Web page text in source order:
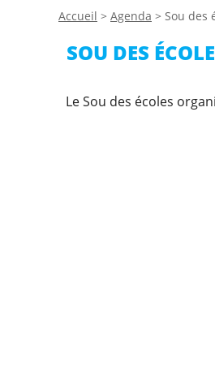
Accueil > Agenda > Sou des
SOU DES
Le Sou des écoles